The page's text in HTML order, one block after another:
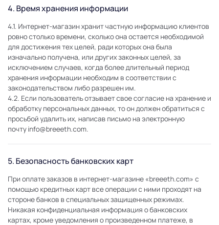
4. Время хранения информации
4.1. Интернет-магазин хранит частную информацию клиентов
ровно столько времени, сколько она остается необходимой
для достижения тех целей, ради которых она была
изначально получена, или других законных целей, за
исключением случаев, когда более длительный период
хранения информации необходим в соответствии с
законодательством либо разрешен им.
4.2. Если пользователь отзывает свое согласие на хранение и
обработку персональных данных, то он должен обратиться с
просьбой удалить их, написав письмо на электронную
почту info@breeeth.com.
5. Безопасность банковских карт
При оплате заказов в интернет-магазине «breeeth.com» с
помощью кредитных карт все операции с ними проходят на
стороне банков в специальных защищенных режимах.
Никакая конфиденциальная информация о банковских
картах, кроме уведомления о произведенном платеже, в